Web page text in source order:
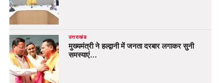
उत्तराखंड
मुख्यमंत्री ने हल्द्वानी में जनता दरबार लगाकर सुनी
समस्याएं…